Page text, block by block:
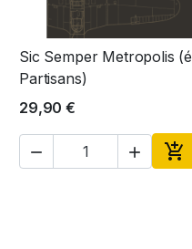
 Aperçu rapide
Sic Semper Metropolis
Partisans)
29,90 €
  